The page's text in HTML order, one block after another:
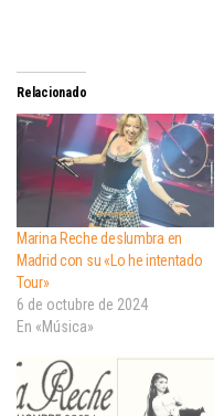
Relacionado
Marina Reche deslumbra en
Madrid con su «Lo he intentado
Tour»
6 de octubre de 2024
En «Música»